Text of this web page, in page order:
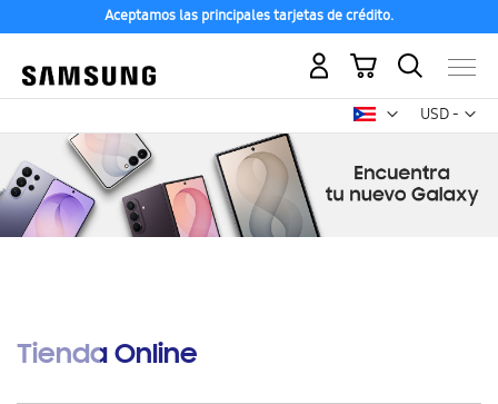
Aceptamos las principales tarjetas de crédito.
USD -
dólar
Mi carrito
Tienda Online